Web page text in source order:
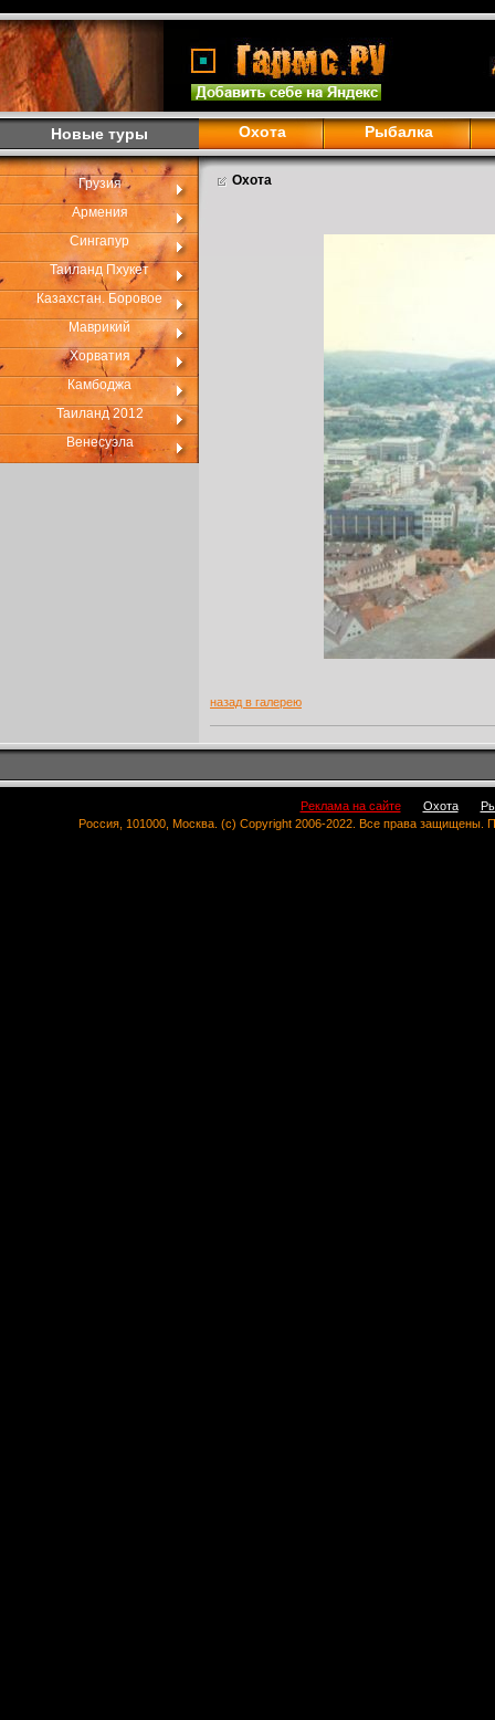
Новые туры Охота Рыбалка
Грузия
Армения
Сингапур
Таиланд Пхукет
Казахстан. Боровое
Маврикий
Хорватия
Камбоджа
Таиланд 2012
Венесуэла
Охота
назад в галерею
Реклама на сайте Охота
Россия, 101000, Москва. (c) Copyright 2006-2022. Все права защищены.